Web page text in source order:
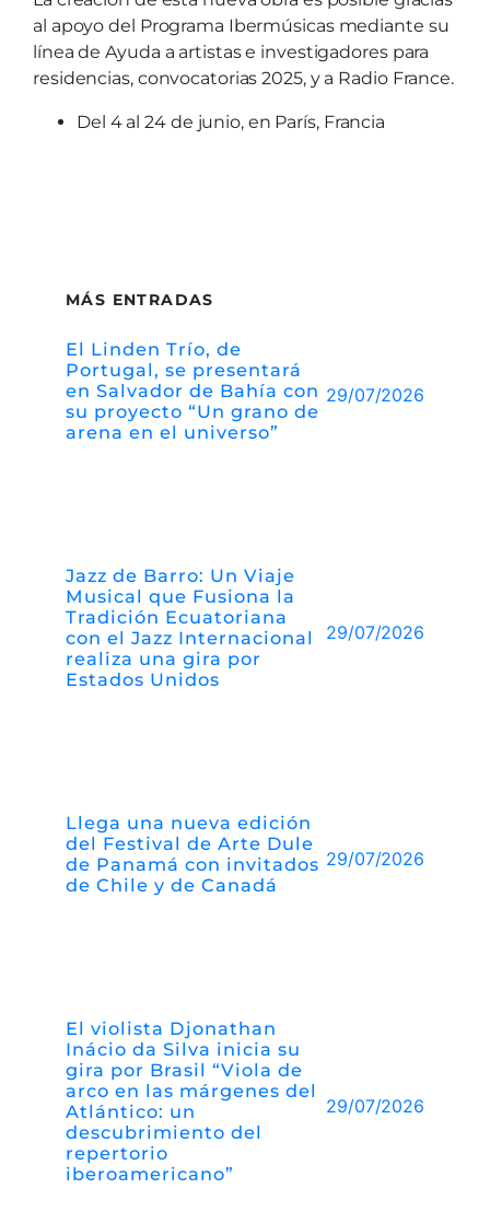
al apoyo del Programa Ibermúsicas mediante su
línea de Ayuda a artistas e investigadores para
residencias, convocatorias 2025, y a Radio France.
Del 4 al 24 de junio, en París, Francia
MÁS ENTRADAS
El Linden Trío, de
Portugal, se presentará
en Salvador de Bahía con
su proyecto “Un grano de
arena en el universo”
29/07/2026
Jazz de Barro: Un Viaje
Musical que Fusiona la
Tradición Ecuatoriana
con el Jazz Internacional
realiza una gira por
Estados Unidos
29/07/2026
Llega una nueva edición
del Festival de Arte Dule
de Panamá con invitados
de Chile y de Canadá
29/07/2026
El violista Djonathan
Inácio da Silva inicia su
gira por Brasil “Viola de
arco en las márgenes del
Atlántico: un
descubrimiento del
repertorio
iberoamericano”
29/07/2026